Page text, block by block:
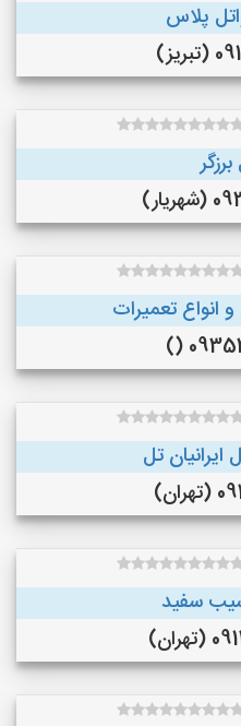
پلاس
انواع تعمیرات
ایرانیان تل
سفید